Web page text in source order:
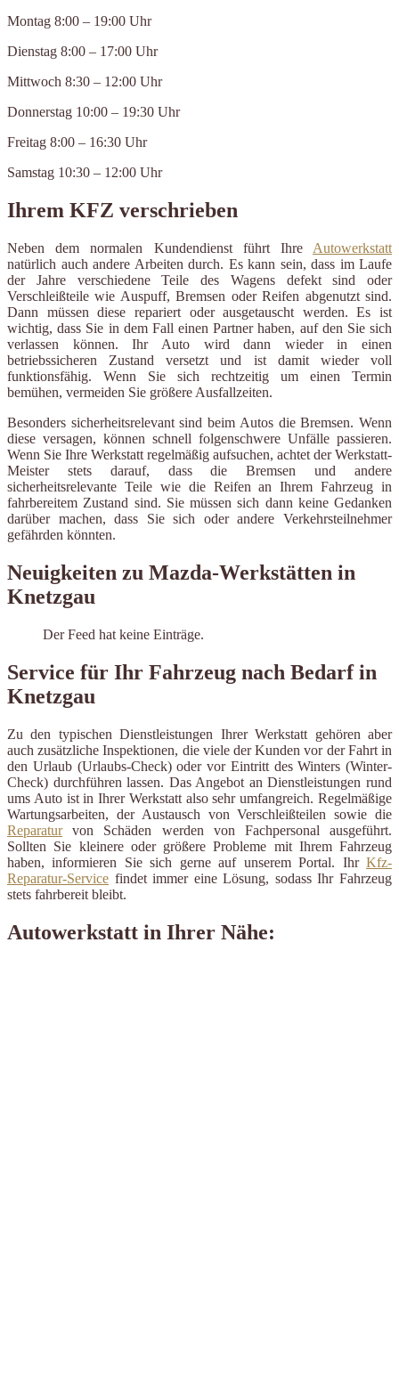
Montag 8:00 – 19:00 Uhr
Dienstag 8:00 – 17:00 Uhr
Mittwoch 8:30 – 12:00 Uhr
Donnerstag 10:00 – 19:30 Uhr
Freitag 8:00 – 16:30 Uhr
Samstag 10:30 – 12:00 Uhr
Ihrem KFZ verschrieben
Neben dem normalen Kundendienst führt Ihre Autowerkstatt
natürlich auch andere Arbeiten durch. Es kann sein, dass im Laufe
der Jahre verschiedene Teile des Wagens defekt sind oder
Verschleißteile wie Auspuff, Bremsen oder Reifen abgenutzt sind.
Dann müssen diese repariert oder ausgetauscht werden. Es ist
wichtig, dass Sie in dem Fall einen Partner haben, auf den Sie sich
verlassen können. Ihr Auto wird dann wieder in einen
betriebssicheren Zustand versetzt und ist damit wieder voll
funktionsfähig. Wenn Sie sich rechtzeitig um einen Termin
bemühen, vermeiden Sie größere Ausfallzeiten.
Besonders sicherheitsrelevant sind beim Autos die Bremsen. Wenn
diese versagen, können schnell folgenschwere Unfälle passieren.
Wenn Sie Ihre Werkstatt regelmäßig aufsuchen, achtet der Werkstatt-
Meister stets darauf, dass die Bremsen und andere
sicherheitsrelevante Teile wie die Reifen an Ihrem Fahrzeug in
fahrbereitem Zustand sind. Sie müssen sich dann keine Gedanken
darüber machen, dass Sie sich oder andere Verkehrsteilnehmer
gefährden könnten.
Neuigkeiten zu Mazda-Werkstätten in
Knetzgau
Der Feed hat keine Einträge.
Service für Ihr Fahrzeug nach Bedarf in
Knetzgau
Zu den typischen Dienstleistungen Ihrer Werkstatt gehören aber
auch zusätzliche Inspektionen, die viele der Kunden vor der Fahrt in
den Urlaub (Urlaubs-Check) oder vor Eintritt des Winters (Winter-
Check) durchführen lassen. Das Angebot an Dienstleistungen rund
ums Auto ist in Ihrer Werkstatt also sehr umfangreich. Regelmäßige
Wartungsarbeiten, der Austausch von Verschleißteilen sowie die
Reparaturvon Schäden werden von Fachpersonal ausgeführt.
Sollten Sie kleinere oder größere Probleme mit Ihrem Fahrzeug
haben, informieren Sie sich gerne auf unserem Portal. Ihr Kfz-
Reparatur-Service findet immer eine Lösung, sodass Ihr Fahrzeug
stets fahrbereit bleibt.
Autowerkstatt in Ihrer Nähe: